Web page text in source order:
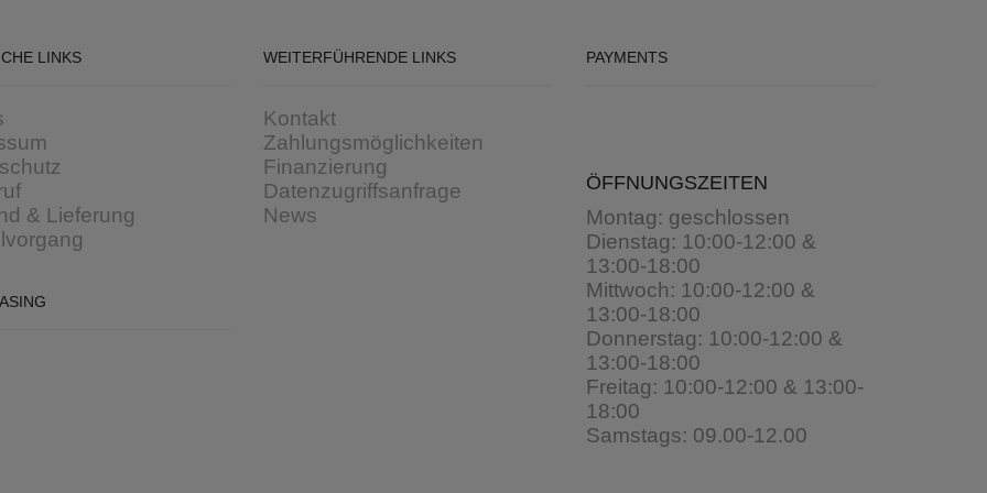
LINKS
& Lieferung
WEITERFÜHRENDE LINKS
Kontakt
Zahlungsmöglichkeiten
Finanzierung
Datenzugriffsanfrage
News
PAYMENTS
ÖFFNUNGSZEITEN
Montag: geschlossen
Dienstag: 10:00-12:00 &
13:00-18:00
Mittwoch: 10:00-12:00 &
13:00-18:00
Donnerstag: 10:00-12:00 &
13:00-18:00
Freitag: 10:00-12:00 & 13:00-
18:00
Samstags: 09.00-12.00